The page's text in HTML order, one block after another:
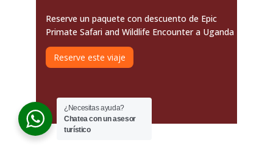
Reserve un paquete con descuento de Epic
Primate Safari and Wildlife Encounter a Uganda
Reserve este viaje
¿Necesitas ayuda?
Chatea con un asesor
turístico